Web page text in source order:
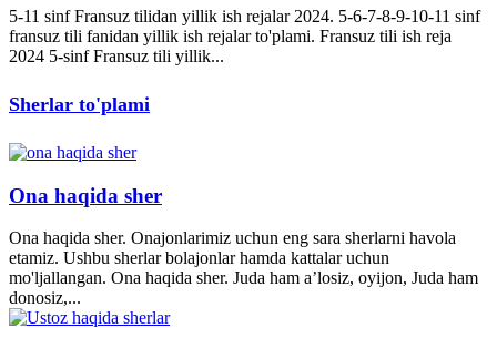
5-11 sinf Fransuz tilidan yillik ish rejalar 2024. 5-6-7-8-9-10-11 sinf
fransuz tili fanidan yillik ish rejalar to'plami. Fransuz tili ish reja
2024 5-sinf Fransuz tili yillik...
Sherlar to'plami
Ona haqida sher
Ona haqida sher. Onajonlarimiz uchun eng sara sherlarni havola
etamiz. Ushbu sherlar bolajonlar hamda kattalar uchun
mo'ljallangan. Ona haqida sher. Juda ham a’losiz, oyijon, Juda ham
donosiz,...